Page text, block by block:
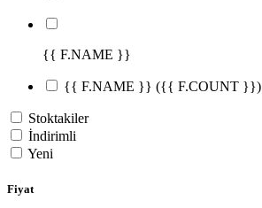
{{ F.NAME }}
{{ F.NAME }} ({{ F.COUNT }})
Stoktakiler
İndirimli
Yeni
Fiyat